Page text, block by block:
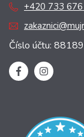
+420 733
Číslo účtu: